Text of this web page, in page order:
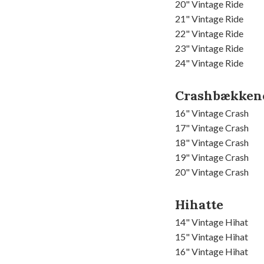
20" Vintage Ride
21" Vintage Ride
22" Vintage Ride
23" Vintage Ride
24" Vintage Ride
16" Vintage Crash
17" Vintage Crash
18" Vintage Crash
19" Vintage Crash
20" Vintage Crash
Hihatte
14" Vintage Hihat
15" Vintage Hihat
16" Vintage Hihat